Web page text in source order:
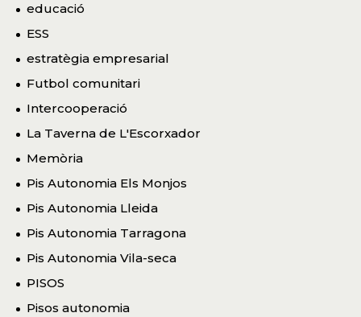
educació
ESS
estratègia empresarial
Futbol comunitari
Intercooperació
La Taverna de L'Escorxador
Memòria
Pis Autonomia Els Monjos
Pis Autonomia Lleida
Pis Autonomia Tarragona
Pis Autonomia Vila-seca
PISOS
Pisos autonomia